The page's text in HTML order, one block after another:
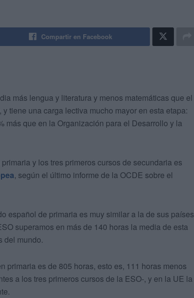
Compartir en Facebook
más lengua y literatura y menos matemáticas que el
tiene una carga lectiva mucho mayor en esta etapa:
más que en la Organización para el Desarrollo y la
y los tres primeros cursos de secundaria es
, según el último informe de la OCDE sobre el
español de primaria es muy similar a la de sus países
superamos en más de 140 horas la media de esta
del mundo.
primaria es de 805 horas, esto es, 111 horas menos
a los tres primeros cursos de la ESO-, y en la UE la